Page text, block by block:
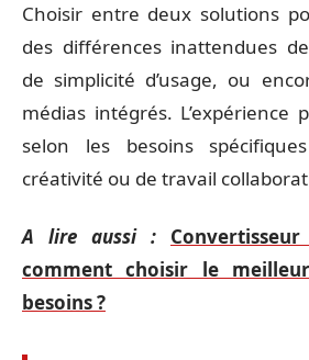
Choisir entre deux solutions
des différences inattendues
de simplicité d’usage, ou
médias intégrés. L’expérience
selon les besoins
créativité ou de travail
A lire aussi :
comment choisir le
besoins ?